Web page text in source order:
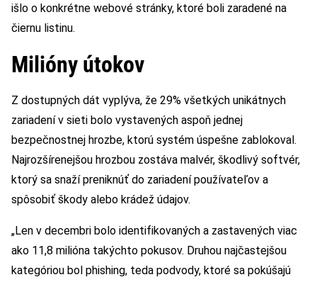
išlo o konkrétne webové stránky, ktoré boli zaradené na
čiernu listinu.
Milióny útokov
Z dostupných dát vyplýva, že 29% všetkých unikátnych
zariadení v sieti bolo vystavených aspoň jednej
bezpečnostnej hrozbe, ktorú systém úspešne zablokoval.
Najrozšírenejšou hrozbou zostáva malvér, škodlivý softvér,
ktorý sa snaží preniknúť do zariadení používateľov a
spôsobiť škody alebo krádež údajov.
„Len v decembri bolo identifikovaných a zastavených viac
ako 11,8 milióna takýchto pokusov. Druhou najčastejšou
kategóriou bol phishing, teda podvody, ktoré sa pokúšajú